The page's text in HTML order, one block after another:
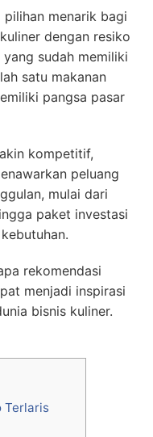
menarik bagi
dengan resiko
sudah memiliki
satu makanan
pangsa pasar
kompetitif,
peluang
mulai dari
paket investasi
rekomendasi
menjadi inspirasi
bisnis kuliner.
Terlaris